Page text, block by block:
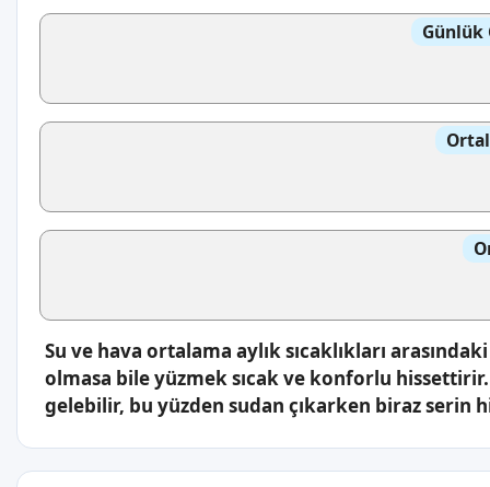
Günlük
Su ve hava ortalama aylık sıcaklıkları
olmasa bile yüzmek sıcak ve konforlu hissettirir.
gelebilir, bu yüzden sudan çıkarken biraz serin